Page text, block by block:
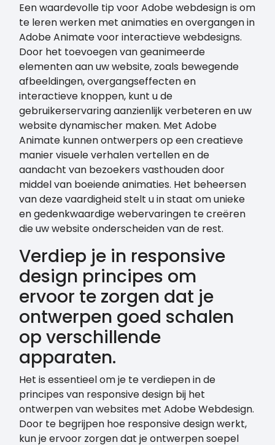
Een waardevolle tip voor Adobe webdesign is om
te leren werken met animaties en overgangen in
Adobe Animate voor interactieve webdesigns.
Door het toevoegen van geanimeerde
elementen aan uw website, zoals bewegende
afbeeldingen, overgangseffecten en
interactieve knoppen, kunt u de
gebruikerservaring aanzienlijk verbeteren en uw
website dynamischer maken. Met Adobe
Animate kunnen ontwerpers op een creatieve
manier visuele verhalen vertellen en de
aandacht van bezoekers vasthouden door
middel van boeiende animaties. Het beheersen
van deze vaardigheid stelt u in staat om unieke
en gedenkwaardige webervaringen te creëren
die uw website onderscheiden van de rest.
Verdiep je in responsive
design principes om
ervoor te zorgen dat je
ontwerpen goed schalen
op verschillende
apparaten.
Het is essentieel om je te verdiepen in de
principes van responsive design bij het
ontwerpen van websites met Adobe Webdesign.
Door te begrijpen hoe responsive design werkt,
kun je ervoor zorgen dat je ontwerpen soepel